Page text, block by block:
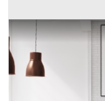
Arredamento Negozi
Padova
Offerta minima
550 €
Codice asta: